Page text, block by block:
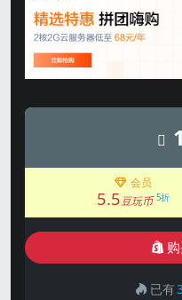
会员
5.5豆玩币 5折
已有